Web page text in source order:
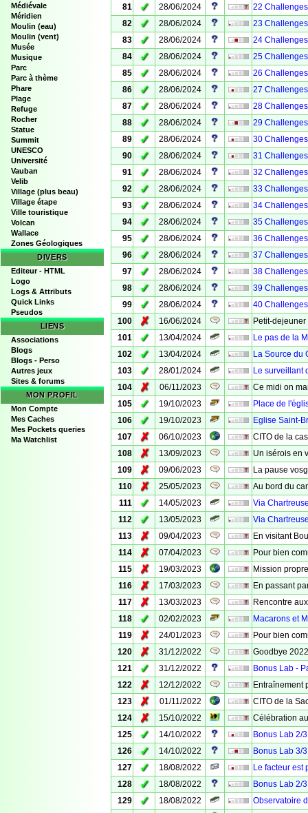
Médiévale
Méridien
Moulin (eau)
Moulin (vent)
Musée
Musique
Parc
Parc à thème
Phare
Plage
Refuge
Rocher
Statue
Summit
UNESCO
Université
Vauban
Velib
Village (plus beau)
Village étape
Ville touristique
Volcan
Wallace
Zones Géologiques
DIVERS
Editeur - HTML
Logo
Logs & Attributs
Quick Links
Pseudos
LIENS
Associations
Blogs
Blogs - Perso
Autres jeux
Sites & forums
MON PROFIL
Mon Compte
Mes Caches
Mes Pockets queries
Ma Watchlist
81
✓ 28/06/2024
22
82
✓ 28/06/2024
23
83
✓ 28/06/2024
24
84
✓ 28/06/2024
25
85
✓ 28/06/2024
26
86
✓ 28/06/2024
27
87
✓ 28/06/2024
28
88
✓ 28/06/2024
29
89
✓ 28/06/2024
30
90
✓ 28/06/2024
31
91
✓ 28/06/2024
32
92
✓ 28/06/2024
33
93
✓ 28/06/2024
34
94
✓ 28/06/2024
35
95
✓ 28/06/2024
36
96
✓ 28/06/2024
37
97
✓ 28/06/2024
38
98
✓ 28/06/2024
39
99
✓ 28/06/2024
40
100
✗ 16/06/2024
Petit-
101
✓ 13/04/2024
Le pas de la
102
✓ 13/04/2024
La Source du
103
✓ 28/01/2024
Le surveillant
104
✗ 06/11/2023
Ce midi on
105
✓ 19/10/2023
Place de
106
✓ 19/10/2023
Eglise Saint-
107
✗ 06/10/2023
CITO de la
108
✗ 13/09/2023
Un isérois en
109
✗ 09/06/2023
La pause
110
✗ 25/05/2023
Au bord du
111
✓ 14/05/2023
Via
112
✓ 13/05/2023
Via
113
✗ 09/04/2023
En visitant
114
✗ 07/04/2023
Pour bien
115
✗ 19/03/2023
Mission
116
✗ 17/03/2023
En passant
117
✗ 13/03/2023
Rencontre
118
✓ 02/02/2023
Macarons et
119
✗ 24/01/2023
Pour bien
120
✗ 31/12/2022
Goodbye 2022
121
✓ 31/12/2022
Bonus Lab -
122
✗ 12/12/2022
Entraînement
123
✗ 01/11/2022
CITO de la
124
✗ 15/10/2022
Célébration
125
✓ 14/10/2022
Bonus Lab 2/
126
✓ 14/10/2022
Bonus Lab 3/
127
✓ 18/08/2022
Le facteur est
128
✓ 18/08/2022
Bonus Lab 2/
129
✓ 18/08/2022
Observatoire